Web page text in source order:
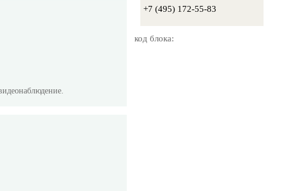
+7 (495) 172-55-83
код блока: